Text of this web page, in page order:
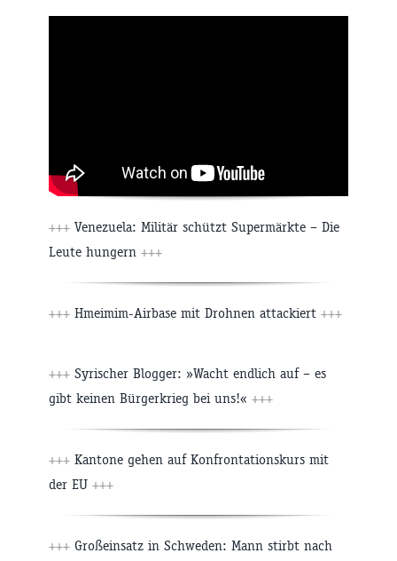
+++ Venezuela: Militär schützt Supermärkte – Die
Leute hungern +++
+++ Hmeimim-Airbase mit Drohnen attackiert +++
+++ Syrischer Blogger: »Wacht endlich auf – es
gibt keinen Bürgerkrieg bei uns!« +++
+++ Kantone gehen auf Konfrontationskurs mit
der EU +++
+++ Großeinsatz in Schweden: Mann stirbt nach